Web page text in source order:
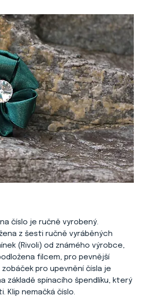
číslo je ručně vyrobený.
z šesti ručně vyráběných
(Rivoli) od známého výrobce,
filcem, pro pevnější
pro upevnění čísla je
základě spínacího špendlíku, který
Klip nemačká číslo.